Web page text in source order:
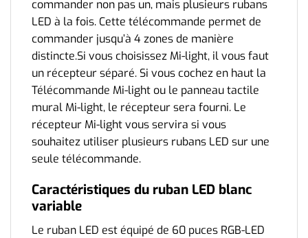
commander non pas un, mais plusieurs rubans
LED à la fois. Cette télécommande permet de
commander jusqu’à 4 zones de manière
distincte.Si vous choisissez Mi-light, il vous faut
un récepteur séparé. Si vous cochez en haut la
Télécommande Mi-light ou le panneau tactile
mural Mi-light, le récepteur sera fourni. Le
récepteur Mi-light vous servira si vous
souhaitez utiliser plusieurs rubans LED sur une
seule télécommande.
Caractéristiques du ruban LED blanc
variable
Le ruban LED est équipé de 60 puces RGB-LED